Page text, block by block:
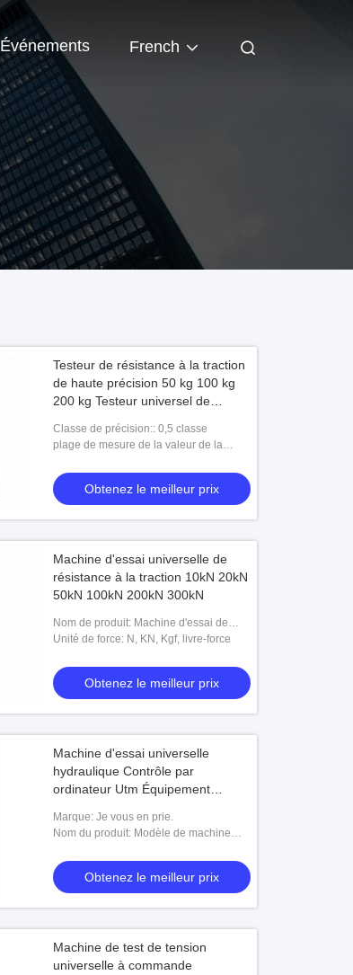
Événements French
Testeur de résistance à la traction
de haute précision 50 kg 100 kg
200 kg Testeur universel de
ruban de film plastique
Classe de précision:: 0,5 classe
plage de mesure de la valeur de la
Obtenez le meilleur prix
Machine d'essai universelle de
résistance à la traction 10kN 20kN
50kN 100kN 200kN 300kN
Nom de produit: Machine d'essai de
tension
Unité de force: N, KN, Kgf, livre-force
Obtenez le meilleur prix
Machine d'essai universelle
hydraulique Contrôle par
ordinateur Utm Équipement
Marque: Je vous en prie.
Nom du produit: Modèle de machine
par ordinateur Utm machine d'essai
univer Obtenez le meilleur prix
Machine de test de tension
universelle à commande